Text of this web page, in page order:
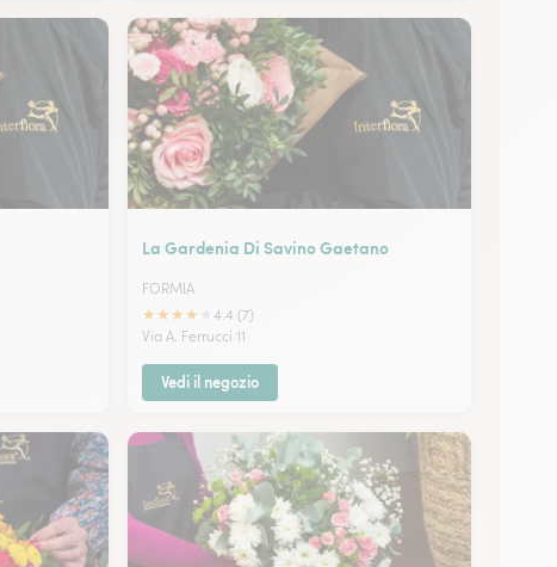
La Gardenia Di Savino Gaetano
FORMIA
★★★★
4.4 (7)
Via A. Ferrucci 11
Vedi il negozio